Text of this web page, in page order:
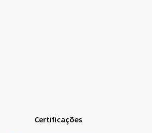
Certificações